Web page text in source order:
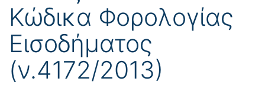
Κώδικα Φορολογίας
Εισοδήματος
(ν.4172/2013)